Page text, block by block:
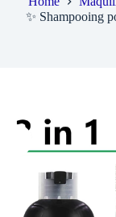
✨ Shampooing